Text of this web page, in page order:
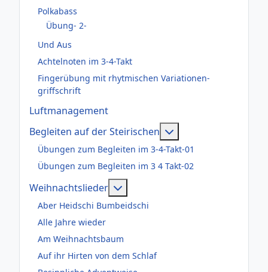
Polkabass
Übung- 2-
Und Aus
Achtelnoten im 3-4-Takt
Fingerübung mit rhytmischen Variationen-
griffschrift
Luftmanagement
Begleiten auf der Steirischen
Übungen zum Begleiten im 3-4-Takt-01
Übungen zum Begleiten im 3 4 Takt-02
Weihnachtslieder
Aber Heidschi Bumbeidschi
Alle Jahre wieder
Am Weihnachtsbaum
Auf ihr Hirten von dem Schlaf